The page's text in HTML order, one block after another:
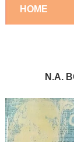
HOME
N.A.